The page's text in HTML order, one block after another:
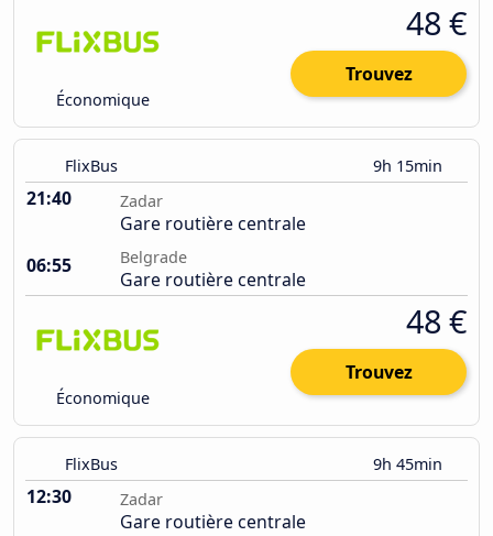
Économique
48 €
Trouvez
FlixBus 9h 15min
21:40 Zadar
Gare routière centrale
06:55
Belgrade
Gare routière centrale
Économique
48 €
Trouvez
FlixBus 9h 45min
12:30 Zadar
Gare routière centrale